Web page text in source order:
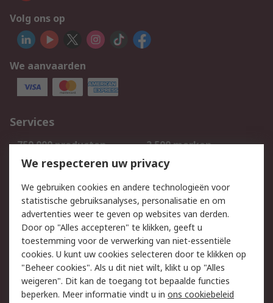
Volg ons op
We aanvaarden
Services
750.000 producten
2.500 merken
Bestellen
Inkoopoplossingen
Track & Trace
Wettelijk
Cookiebeleid
Email veiligheid
Privacybeleid
Websitevoorwaarden
Algemene
verkoopvoorwaarden
We respecteren uw privacy
We gebruiken cookies en andere technologieën voor
statistische gebruiksanalyses, personalisatie en om
advertenties weer te geven op websites van derden.
Door op "Alles accepteren" te klikken, geeft u
toestemming voor de verwerking van niet-essentiële
cookies. U kunt uw cookies selecteren door te klikken op
"Beheer cookies". Als u dit niet wilt, klikt u op "Alles
weigeren". Dit kan de toegang tot bepaalde functies
beperken. Meer informatie vindt u in ons cookiebeleid